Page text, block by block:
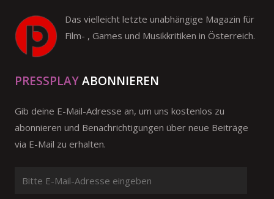
Das vielleicht letzte unabhängige Magazin für
Film- , Games und Musikkritiken in Österreich.
PRESSPLAYABONNIEREN
Gib deine E-Mail-Adresse an, um uns kostenlos zu
abonnieren und Benachrichtigungen über neue Beiträge
via E-Mail zu erhalten.